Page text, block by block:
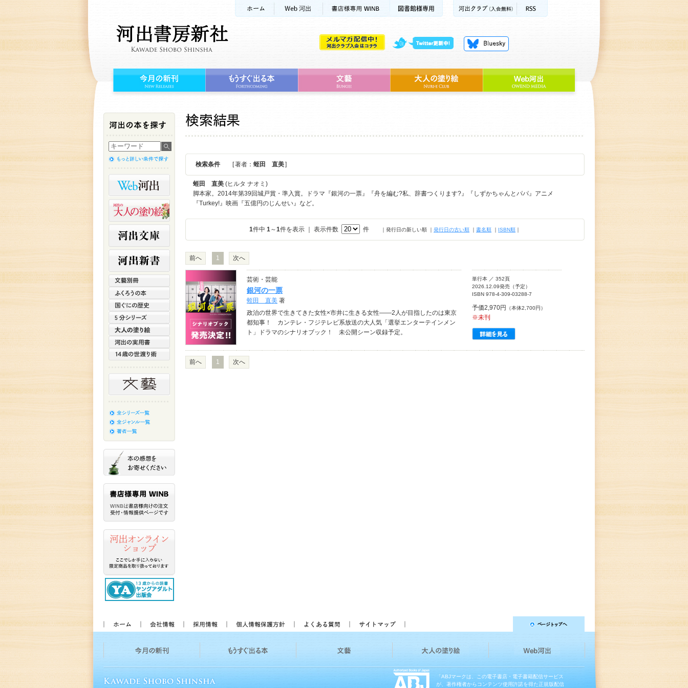
検索条件 [ 著者： 蛭田 直美]
蛭田 直美 (ヒルタ ナオミ)
脚本家。2014年第39回城戸賞・準入賞。ドラマ『銀河の一票』『舟を編む?私、辞書つくります?』『しずかちゃんとパパ』アニメ
『Turkey!』映画『五億円のじんせい』など。
1件中 1～1件を表示 ｜ 表示件数 件 ｜発行日の新しい順 ｜ 発行日の古い順 ｜ 書名順 ｜ ISBN順 ｜
前へ 1 次へ
芸術・芸能
銀河の一票
蛭田 直美 著
政治の世界で生きてきた女性×市井に生きる女性――2人が目指したのは東京
都知事！ カンテレ・フジテレビ系放送の大人気「選挙エンターテインメン
ト」ドラマのシナリオブック！ 未公開シーン収録予定。
単行本 ／ 352頁
2026.12.09発売（予定）
ISBN 978-4-309-03288-7
予価2,970円 （本体2,700円）
※未刊
前へ 1 次へ
「ABJマークは、この電子書店・電子書籍配信サービス
が、著作権者からコンテンツ使用許諾を得た正規版配信